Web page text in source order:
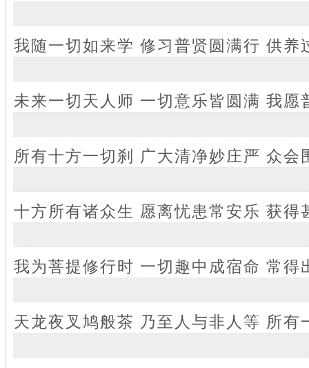
我随一切如来学 修习普贤圆满行 供养
未来一切天人师 一切意乐皆圆满 我愿
所有十方一切刹 广大清净妙庄严 众
十方所有诸众生 愿离忧患常安乐 获得
我为菩提修行时 一切趣中成宿命 常得
天龙夜叉鸠般茶 乃至人与非人等 所有